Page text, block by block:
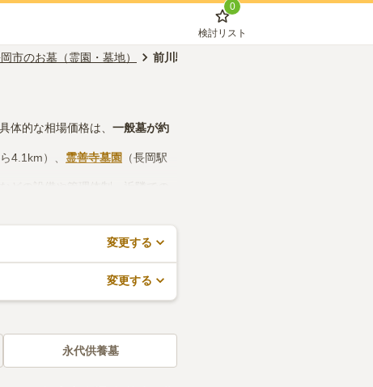
0
検討リスト
市のお墓（霊園・墓地） 前川駅のお墓（霊園・墓地）
体的な相場価格は、 一般墓が約
4.1km）、 霊善寺墓園 （長岡駅
どの設備や管理体制、近隣での
、活用してみてください。
変更する
変更する
永代供養墓